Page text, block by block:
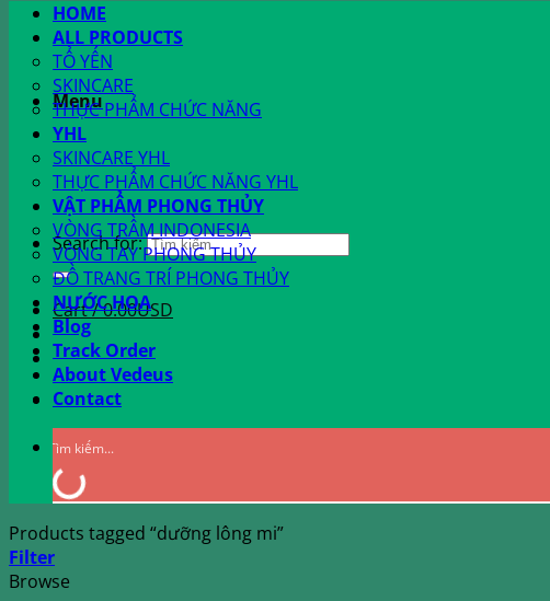
Menu
Search for:
Cart /0.00USD
HOME
ALL PRODUCTS
TỔ YẾN
SKINCARE
THỰC PHẨM CHỨC NĂNG
YHL
SKINCARE YHL
THỰC PHẨM CHỨC NĂNG YHL
VẬT PHẨM PHONG THỦY
VÒNG TRẦM INDONESIA
VÒNG TAY PHONG THỦY
ĐỒ TRANG TRÍ PHONG THỦY
NƯỚC HOA
Blog
Track Order
About Vedeus
Contact
Products tagged “dưỡng lông mi”
Filter
Browse